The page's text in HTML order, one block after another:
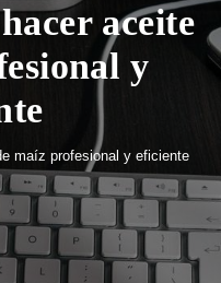
aceite
y
maíz profesional y eficiente